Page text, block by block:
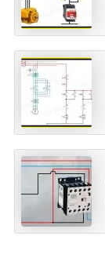
s
q
u
e
m
a
s
é